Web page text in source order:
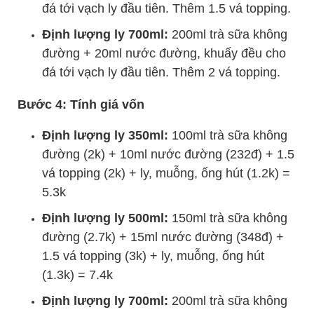
đá tới vạch ly đầu tiên. Thêm 1.5 vá topping.
Định lượng ly 700ml: 200ml trà sữa không
đường + 20ml nước đường, khuấy đều cho
đá tới vạch ly đầu tiên. Thêm 2 vá topping.
Bước 4: Tính giá vốn
Định lượng ly 350ml: 100ml trà sữa không
đường (2k) + 10ml nước đường (232đ) + 1.5
vá topping (2k) + ly, muỗng, ống hút (1.2k) =
5.3k
Định lượng ly 500ml: 150ml trà sữa không
đường (2.7k) + 15ml nước đường (348đ) +
1.5 vá topping (3k) + ly, muỗng, ống hút
(1.3k) = 7.4k
Định lượng ly 700ml: 200ml trà sữa không